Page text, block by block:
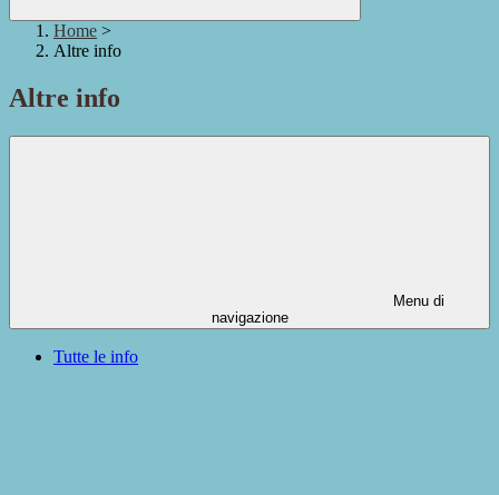
Home >
Altre info
Altre info
Menu di
navigazione
Tutte le info